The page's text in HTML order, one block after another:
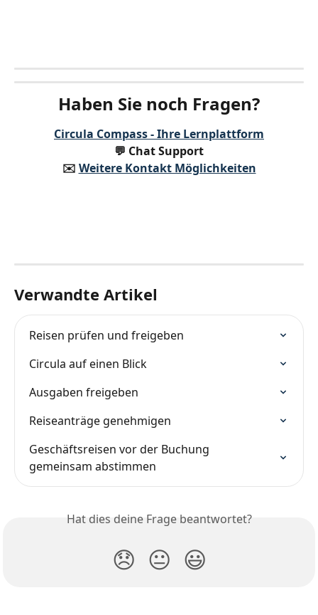
Haben Sie noch Fragen?
Circula Compass - Ihre Lernplattform
💬 Chat Support
✉️️ Weitere Kontakt Möglichkeiten
Verwandte Artikel
Reisen prüfen und freigeben
Circula auf einen Blick
Ausgaben freigeben
Reiseanträge genehmigen
Geschäftsreisen vor der Buchung
gemeinsam abstimmen
Hat dies deine Frage beantwortet?
😞 😐 😃